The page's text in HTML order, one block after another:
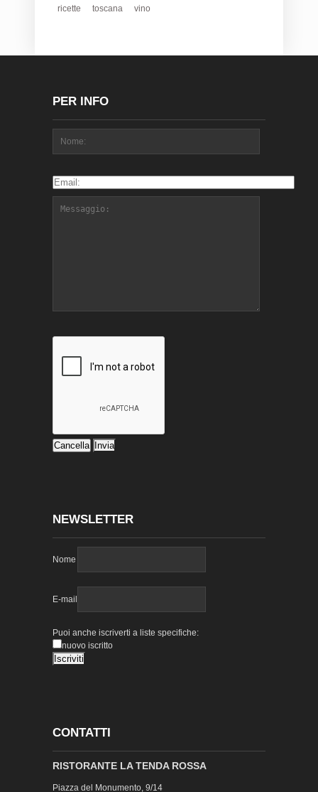
ricette toscana vino
PER INFO
NEWSLETTER
Nome
E-mail
Puoi anche iscriverti a liste specifiche:
nuovo iscritto
CONTATTI
RISTORANTE LA TENDA ROSSA
Piazza del Monumento, 9/14